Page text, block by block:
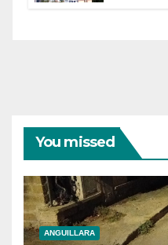
You missed
ANGUILLARA